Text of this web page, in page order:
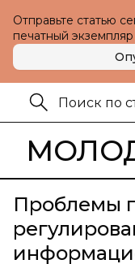
Отправьте статью
печатный
Проблемы